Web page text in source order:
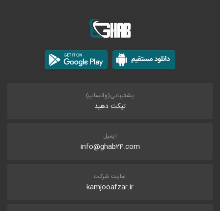
پشتیبانی(واتساپ)
تیکت دهید
ایمیل
info@ghab24.com
سایت شرکت
kamjooafzar.ir